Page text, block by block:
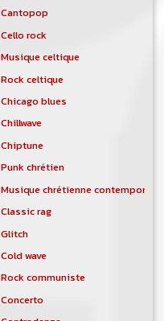
Cantopop
Cello rock
Musique celtique
Rock celtique
Chicago blues
Chillwave
Chiptune
Punk chrétien
Musique chrétienne
Classic rag
Glitch
Cold wave
Rock communiste
Concerto